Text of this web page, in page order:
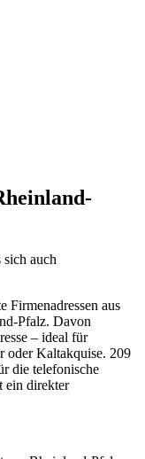
auch
Firmenadressen aus
Pfalz. Davon
– ideal für
oder Kaltakquise. 209
die telefonische
ein direkter